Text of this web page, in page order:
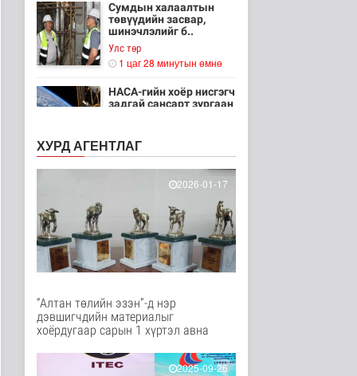
Сумдын халаалтын
төвүүдийн засвар,
шинэчлэлийг б..
Улс төр
1 цаг 28 минутын өмнө
НАСА-гийн хоёр нисгэгч
задгай сансарт зургаан
2 цаг 44 минутын өмнө
хамгаалахын тулд
Канадын иргэд мод бэ..
Дэлхийд
2 цаг 50 минутын өмнө
ЦАГ АГААР:
Улаанбаатарт шөнөдөө
Байгаль орчин
2 цаг 10 минутын өмнө
зөрчлийг E-Mongolia
системээр да..
ХУРД АГЕНТЛАГ
2026-01-17
“Алтан төлийн эзэн”-д нэр
дэвшигчдийн материалыг
хоёрдугаар сарын 1 хүртэл авна
2025-09-26